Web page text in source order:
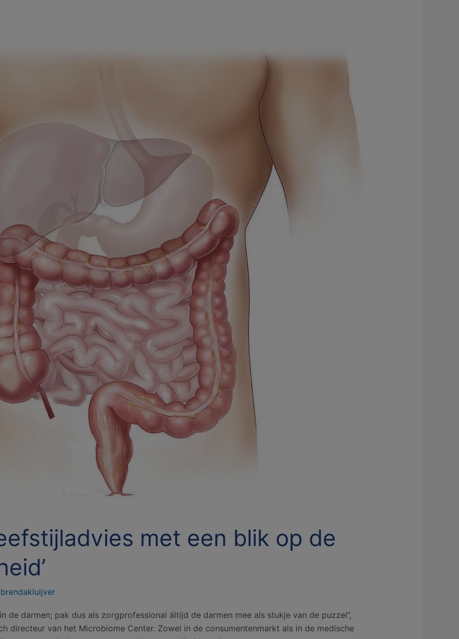
met een blik op de
brendakluijver
de darmen; pak dus als zorgprofessional áltijd de darmen mee als stukje van de puzzel”,
directeur van het Microbiome Center. Zowel in de consumentenmarkt als in de medische